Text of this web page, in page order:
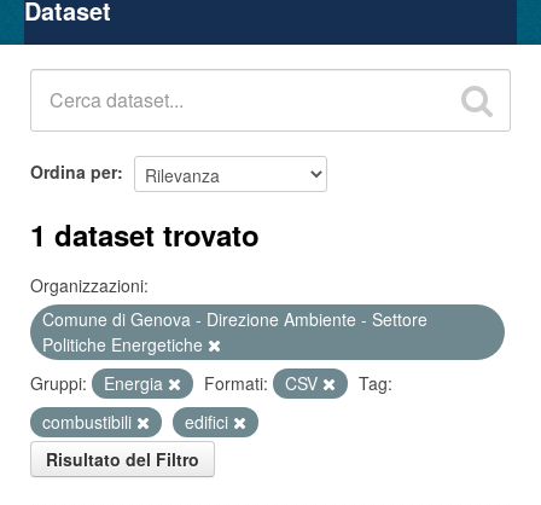
Gruppi
Dataset
Ordina per
1 dataset trovato
Organizzazioni:
Comune di Genova - Direzione Ambiente - Settore
Politiche Energetiche
Gruppi:
Energia Formati: CSV
Tag:
combustibili
edifici
Risultato del Filtro